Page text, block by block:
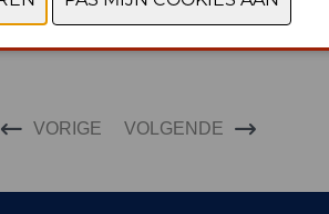
VORIGE VOLGENDE